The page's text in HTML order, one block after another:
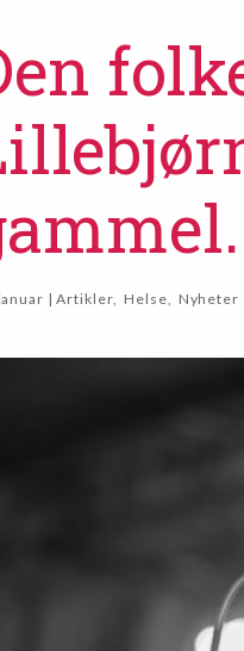
| Artikler Helse Nyheter